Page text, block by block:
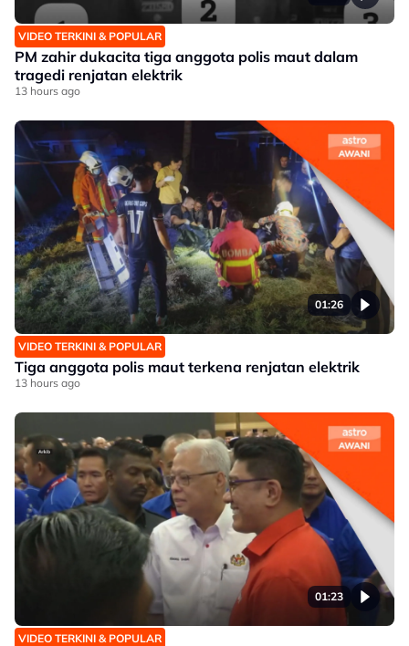
VIDEO TERKINI & POPULAR
PM zahir dukacita tiga anggota polis maut dalam
tragedi renjatan elektrik
13 hours ago
01:26
VIDEO TERKINI & POPULAR
Tiga anggota polis maut terkena renjatan elektrik
13 hours ago
01:23
VIDEO TERKINI & POPULAR